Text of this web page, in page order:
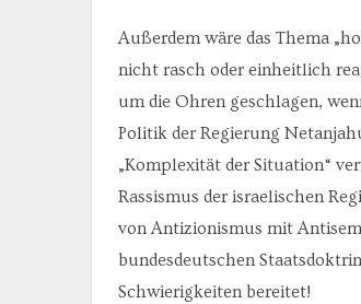
Außerdem wäre das Thema
nicht rasch oder einheitlich
um die Ohren geschlagen,
Politik der Regierung
„Komplexität der Situation“
Rassismus der israelischen
von Antizionismus mit
bundesdeutschen
Schwierigkeiten bereitet!